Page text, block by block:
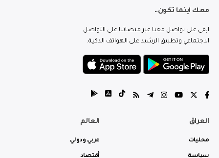
معك اينما تكون..
ابقى على تواصل معنا عبر منصاتنا على التواصل
الاجتماعي وتطبيق الرشيد على الهواتف الذكية.
العراق
محليات
سياسة
العالم
عربي ودولي
أقتصاد